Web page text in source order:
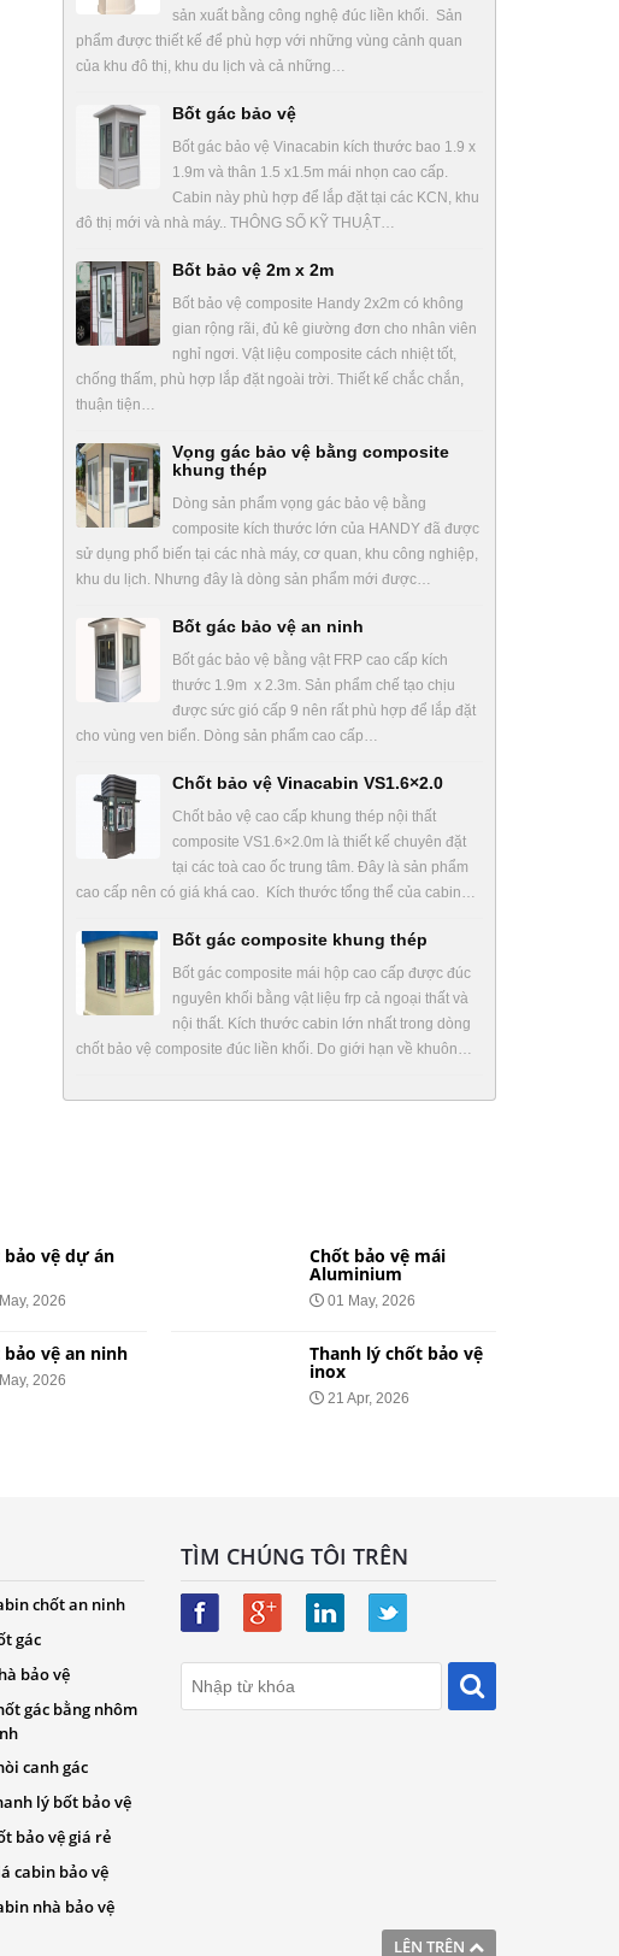
sản xuất bằng công nghệ đúc liền khối. Sản
phẩm được thiết kế để phù hợp với những vùng cảnh quan
của khu đô thị, khu du lịch và cả những…
Bốt gác bảo vệ
Bốt gác bảo vệ Vinacabin kích thước bao 1.9 x
1.9m và thân 1.5 x1.5m mái nhọn cao cấp.
Cabin này phù hợp để lắp đặt tại các KCN, khu
đô thị mới và nhà máy.. THÔNG SỐ KỸ THUẬT…
Bốt bảo vệ 2m x 2m
Bốt bảo vệ composite Handy 2x2m có không
gian rộng rãi, đủ kê giường đơn cho nhân viên
nghỉ ngơi. Vật liệu composite cách nhiệt tốt,
chống thấm, phù hợp lắp đặt ngoài trời. Thiết kế chắc chắn,
thuận tiện…
Vọng gác bảo vệ bằng composite
khung thép
Dòng sản phẩm vọng gác bảo vệ bằng
composite kích thước lớn của HANDY đã được
sử dụng phổ biến tại các nhà máy, cơ quan, khu công nghiệp,
khu du lịch. Nhưng đây là dòng sản phẩm mới được…
Bốt gác bảo vệ an ninh
Bốt gác bảo vệ bằng vật FRP cao cấp kích
thước 1.9m x 2.3m. Sản phẩm chế tạo chịu
được sức gió cấp 9 nên rất phù hợp để lắp đặt
cho vùng ven biển. Dòng sản phẩm cao cấp…
Chốt bảo vệ Vinacabin VS1.6×2.0
Chốt bảo vệ cao cấp khung thép nội thất
composite VS1.6×2.0m là thiết kế chuyên đặt
tại các toà cao ốc trung tâm. Đây là sản phẩm
cao cấp nên có giá khá cao. Kích thước tổng thể của cabin…
Bốt gác composite khung thép
Bốt gác composite mái hộp cao cấp được đúc
nguyên khối bằng vật liệu frp cả ngoại thất và
nội thất. Kích thước cabin lớn nhất trong dòng
chốt bảo vệ composite đúc liền khối. Do giới hạn về khuôn…
bảo vệ dự án
2026
bảo vệ an ninh
2026
Chốt bảo vệ mái
Aluminium
01 May, 2026
Thanh lý chốt bảo vệ
inox
21 Apr, 2026
LÊN TRÊN
chốt an ninh
gác
bảo vệ
gác bằng nhôm
canh gác
lý bốt bảo vệ
bảo vệ giá rẻ
cabin bảo vệ
nhà bảo vệ
TÌM CHÚNG TÔI TRÊN